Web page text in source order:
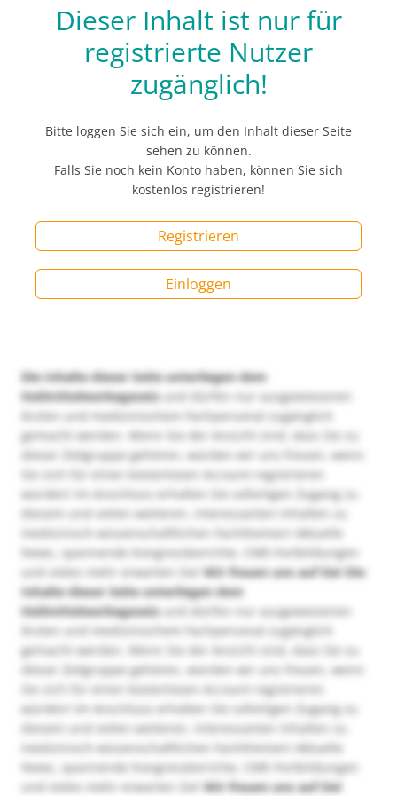
Dieser Inhalt ist nur für
registrierte Nutzer
zugänglich!
Bitte loggen Sie sich ein, um den Inhalt dieser Seite
sehen zu können.
Falls Sie noch kein Konto haben, können Sie sich
kostenlos registrieren!
Registrieren
Einloggen
Die Inhalte dieser Seite unterliegen dem
Heilmittelwerbegesetzund dürfen nur ausgewiesenen
Ärzten und medizinischem Fachpersonal zugänglich
gemacht werden. Wenn Sie der Ansicht sind, dass Sie zu
dieser Zielgruppe gehören, würden wir uns freuen, wenn
Sie sich für einen kostenlosen Account registrieren
würden! Im Anschluss erhalten Sie sofortigen Zugang zu
diesem und vielen weiteren, interessanten Inhalten zu
medizinisch-wissenschaftlichen Fachthemen! Aktuelle
News, spannende Kongressberichte, CME-Fortbildungen
und vieles mehr erwarten Sie!Wir freuen uns auf Sie! Die
Inhalte dieser Seite unterliegen dem
Heilmittelwerbegesetzund dürfen nur ausgewiesenen
Ärzten und medizinischem Fachpersonal zugänglich
gemacht werden. Wenn Sie der Ansicht sind, dass Sie zu
dieser Zielgruppe gehören, würden wir uns freuen, wenn
Sie sich für einen kostenlosen Account registrieren
würden! Im Anschluss erhalten Sie sofortigen Zugang zu
diesem und vielen weiteren, interessanten Inhalten zu
medizinisch-wissenschaftlichen Fachthemen! Aktuelle
News, spannende Kongressberichte, CME-Fortbildungen
und vieles mehr erwarten Sie!Wir freuen uns auf Sie!